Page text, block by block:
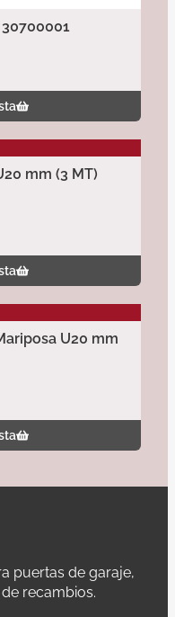
mm (3 MT)
U20 mm
puertas de garaje,
recambios.